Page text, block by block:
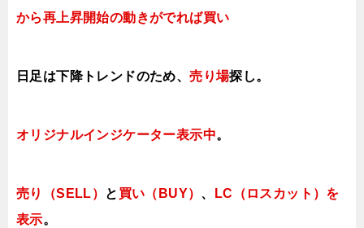
から再上昇開始の動きがでれば買い
日足は下降トレンドのため、売り場探し。
オリジナルインジケーター表示中。
売り（SELL） と 買い（BUY） 、
LC（ロスカット）を
表示。